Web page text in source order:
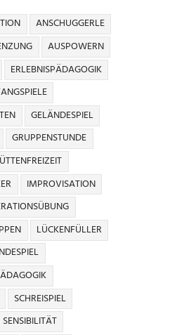
ANSCHUGGERLE
AUSPOWERN
ERLEBNISPÄDAGOGIK
GELÄNDESPIEL
GRUPPENSTUNDE
IMPROVISATION
LÜCKENFÜLLER
SCHREISPIEL
SENSIBILITÄT